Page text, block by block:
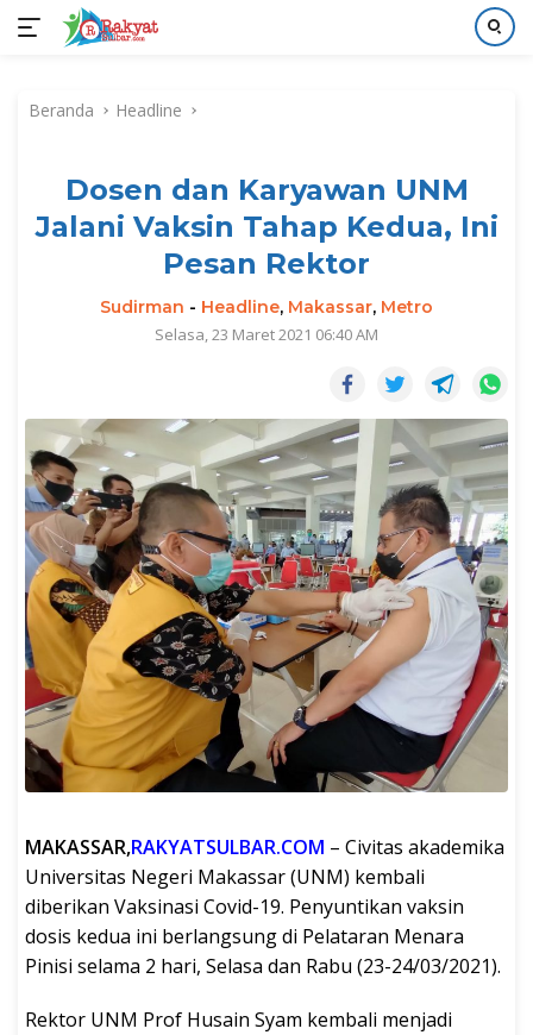
kontenBeranda Headline
Dosen dan Karyawan UNM
Jalani Vaksin Tahap Kedua, Ini
Pesan Rektor
Sudirman - Headline, Makassar, Metro
Selasa, 23 Maret 2021 06:40 AM
MAKASSAR,RAKYATSULBAR.COM – Civitas akademika
Universitas Negeri Makassar (UNM) kembali
diberikan Vaksinasi Covid-19. Penyuntikan vaksin
dosis kedua ini berlangsung di Pelataran Menara
Pinisi selama 2 hari, Selasa dan Rabu (23-24/03/2021).
Rektor UNM Prof Husain Syam kembali menjadi